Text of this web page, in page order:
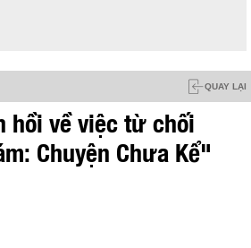
QUAY LẠI
hồi về việc từ chối
Chuyện Chưa Kể"